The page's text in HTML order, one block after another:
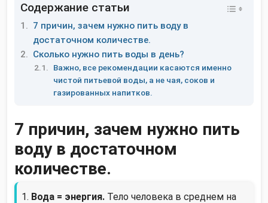
Содержание статьи
7 причин, зачем нужно пить воду в
достаточном количестве.
Сколько нужно пить воды в день?
Важно, все рекомендации касаются именно
чистой питьевой воды, а не чая, соков и
газированных напитков.
7 причин, зачем нужно пить
воду в достаточном
количестве.
Вода = энергия. Тело человека в среднем на